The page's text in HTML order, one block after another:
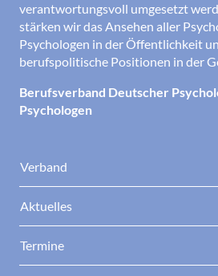
verantwortungsvoll umgesetzt
stärken wir das Ansehen aller
Psychologen in der Öffentlichkeit
berufspolitische Positionen in der
Berufsverband Deutscher
Psychologen
Verband
Aktuelles
Termine